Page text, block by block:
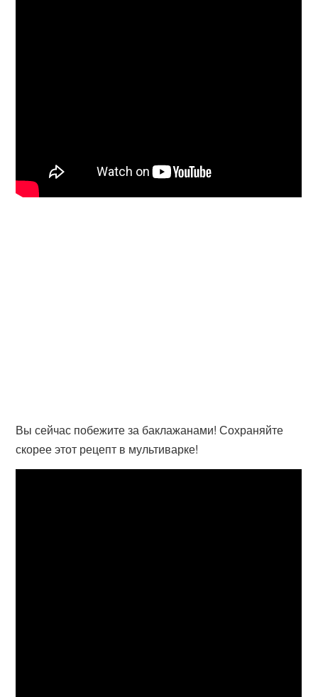
Вы сейчас побежите за баклажанами! Сохраняйте
скорее этот рецепт в мультиварке!